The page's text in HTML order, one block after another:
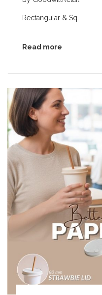
Rectangular & Sq…
Read more